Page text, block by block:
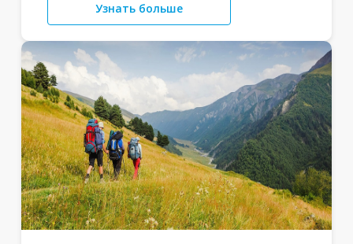
Узнать больше